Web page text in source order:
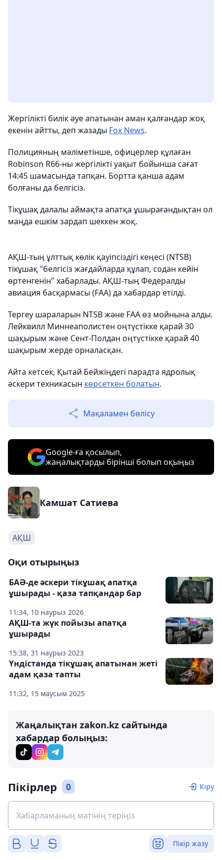
Жергілікті билік әуе апатынан аман қалғандар жоқ
екенін айтты, деп жазады Fox News.
Полицияның мәліметінше, офицерлер құлаған
Robinson R66-ны жергілікті уақыт бойынша сағат
14:45 шамасында тапқан. Бортта қанша адам
болғаны да белгісіз.
Тікұшақ далалы аймақта апатқа ұшырағандықтан ол
маңда ешкім зардап шеккен жоқ.
АҚШ-тың ұлттық көлік қауіпсіздігі кеңесі (NTSB)
тікұшақ "белгісіз жағдайларда құлап, содан кейін
өртенгенін" хабарлады. АҚШ-тың Федералды
авиация басқармасы (FAA) да хабардар етілді.
Тергеу шараларын NTSB және FAA өз мойнына алды.
Лейквилл Миннеаполистен оңтүстікке қарай 30
шақырым және Сент-Полдан оңтүстікке қарай 40
шақырым жерде орналасқан.
Айта кетсек, Қытай Бейжіңдегі парадта ядролық
әскери техникасын көрсеткен болатын.
Мақаламен бөлісу
Google-ға қосылып,
жаңалықтарды бірінші болып оқыңыз
Камшат Сатиева
АҚШ
Оқи отырыңыз
11:34, 10 наурыз 2026
БАӘ-де әскери тікұшақ апатқа
ұшырады - қаза тапқандар бар
15:38, 31 наурыз 2023
АҚШ-та жүк пойызы апатқа
ұшырады
11:32, 15 маусым 2025
Үндістанда тікұшақ апатынан жеті
адам қаза тапты
Жаңалықтан zakon.kz сайтында
хабардар болыңыз:
Пікірлер 0 Кіру
Пікір жазу